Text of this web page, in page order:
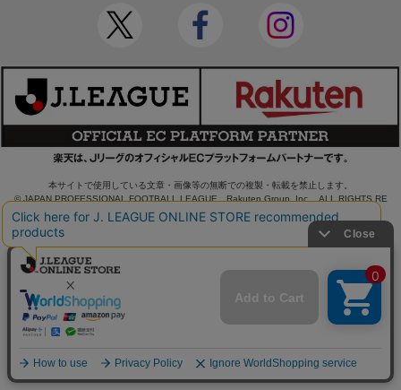
本サイトで使用している文章・画像等の無断での複製・転載を禁止します。
© JAPAN PROFESSIONAL FOOTBALL LEAGUE Rakuten Group, Inc. ALL RIGHTS RE
SERVED.